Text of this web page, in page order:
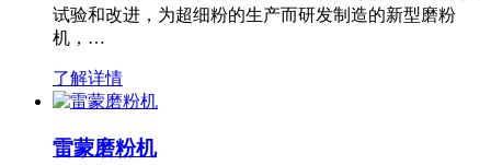
试验和改进，为超细粉的生产而研发制造的新型磨粉
机，…
了解详情
雷蒙磨粉机